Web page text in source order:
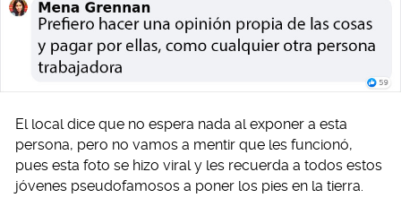
El local dice que no espera nada al exponer a esta
persona, pero no vamos a mentir que les funcionó,
pues esta foto se hizo viral y les recuerda a todos estos
jóvenes pseudofamosos a poner los pies en la tierra.